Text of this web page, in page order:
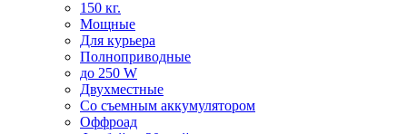
150 кг.
Мощные
Для курьера
Полноприводные
до 250 W
Двухместные
Со съемным аккумулятором
Оффроад